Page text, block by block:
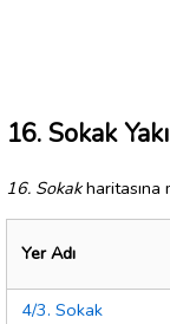
16. Sokak
16. Sokakharitasına
Yer Adı
4/3. Sokak